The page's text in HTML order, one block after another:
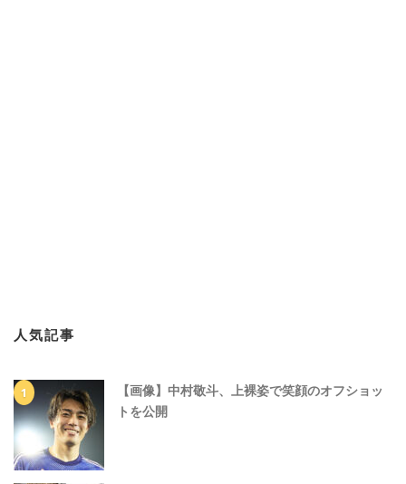
人気記事
【画像】中村敬斗、上裸姿で笑顔のオフショッ
トを公開